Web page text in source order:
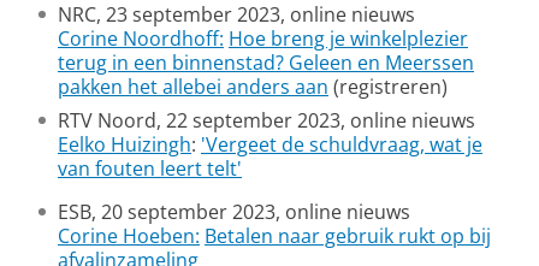
NRC, 23 september 2023, online nieuws
Corine Noordhoff: Hoe breng je winkelplezier
terug in een binnenstad? Geleen en Meerssen
pakken het allebei anders aan (registreren)
RTV Noord, 22 september 2023, online nieuws
Eelko Huizingh: 'Vergeet de schuldvraag, wat je
van fouten leert telt'
ESB, 20 september 2023, online nieuws
Corine Hoeben: Betalen naar gebruik rukt op bij
afvalinzameling